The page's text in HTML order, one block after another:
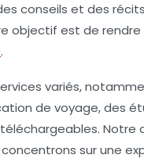
conseils et des récits
objectif est de rendre
.
variés,
de voyage, des
Notre
sur une